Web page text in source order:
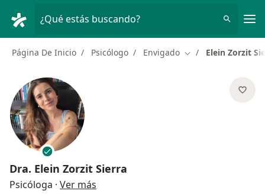
¿Qué estás buscando?
Página De Inicio Psicólogo Envigado Cambiar de ciudad
Elein Zorzit
Dra. Elein Zorzit Sierra
Psicóloga · Ver más